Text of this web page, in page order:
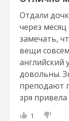
Отдали
через
замечать,
вещи
английский
довольны.
преподают
зря
1